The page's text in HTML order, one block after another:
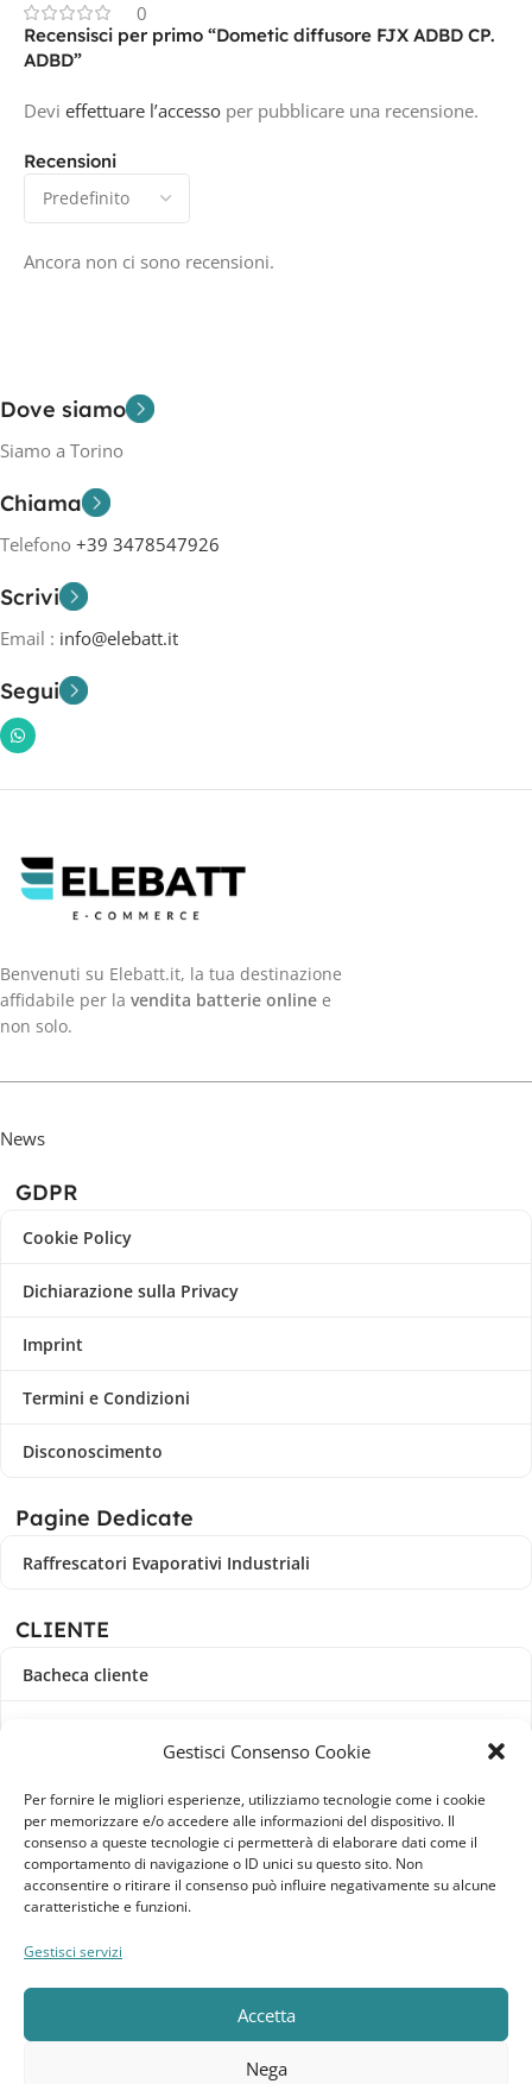
Gestisci Consenso Cookie
Per fornire le migliori esperienze, utilizziamo tecnologie come i cookie
per memorizzare e/o accedere alle informazioni del dispositivo. Il
consenso a queste tecnologie ci permetterà di elaborare dati come il
comportamento di navigazione o ID unici su questo sito. Non
acconsentire o ritirare il consenso può influire negativamente su alcune
caratteristiche e funzioni.
Gestisci servizi
Accetta
Nega
0
Recensioni
Ancora non ci sono recensioni.
Recensisci per primo “Dometic diffusore FJX ADBD CP.
ADBD”
Devi effettuare l’accesso per pubblicare una recensione.
Dove siamo
Siamo a Torino
Chiama
Telefono +39 3478547926
Scrivi
Email : info@elebatt.it
Segui
Benvenuti su Elebatt.it, la tua destinazione
affidabile per la vendita batterie online e
non solo.
News
GDPR
Cookie Policy
Dichiarazione sulla Privacy
Imprint
Termini e Condizioni
Disconoscimento
Pagine Dedicate
Raffrescatori Evaporativi Industriali
CLIENTE
Bacheca cliente
Indirizzi
Metodi di pagamento
Dettagli account
Lista dei desideri
Realizzato da